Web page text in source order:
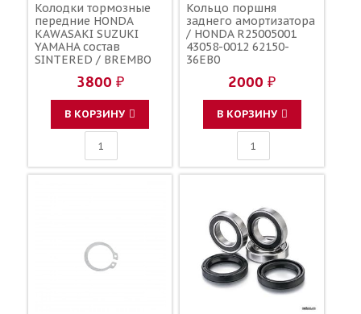
Колодки тормозные
передние HONDA
KAWASAKI SUZUKI
YAMAHA состав
SINTERED / BREMBO
MY6-415 43082-0049
43082-0132 43082-1247
43082-1266 43082-0220
37820 5MV-W0045-01-
3800 ₽
В КОРЗИНУ
Кольцо поршня
заднего амортизатора
/ HONDA R25005001
43058-0012 62150-
36EB0
2000 ₽
В КОРЗИНУ